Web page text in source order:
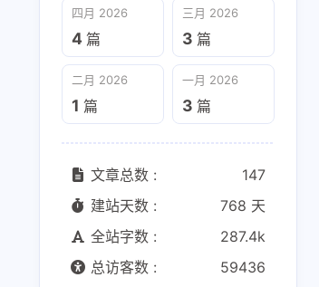
四月 2026
4 篇
三月 2026
3 篇
二月 2026
1 篇
一月 2026
3 篇
文章总数 :
147
建站天数 :
768 天
全站字数 :
287.4k
总访客数 :
59436